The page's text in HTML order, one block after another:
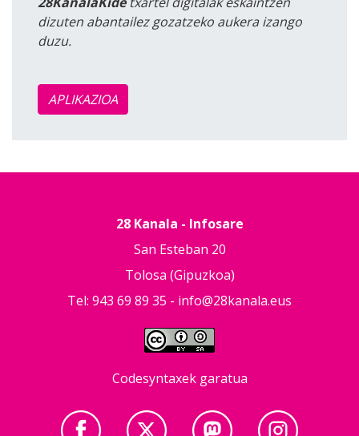
dizuten abantailez gozatzeko aukera izango
duzu.
APLIKAZIOA
28 Kanala - Infosare
San Esteban 20
Tolosa (Gipuzkoa)
Tel: 943 69 89 35 - info@28kanala.eus
Codesyntaxek garatua